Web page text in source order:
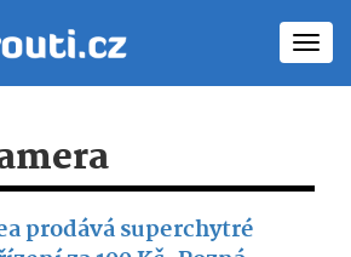
prodává superchytré